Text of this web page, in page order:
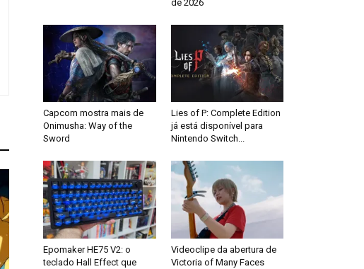
de 2026
Capcom mostra mais de
Onimusha: Way of the
Sword
Lies of P: Complete Edition
já está disponível para
Nintendo Switch...
Epomaker HE75 V2: o
teclado Hall Effect que
Videoclipe da abertura de
Victoria of Many Faces